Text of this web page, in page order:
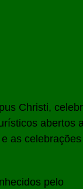
Christi,
abertos
as celebrações
pelo